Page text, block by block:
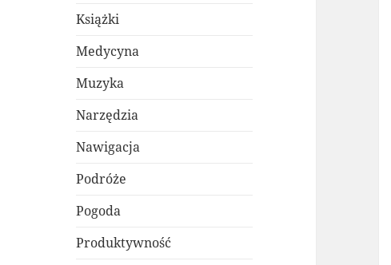
Książki
Medycyna
Muzyka
Narzędzia
Nawigacja
Podróże
Pogoda
Produktywność